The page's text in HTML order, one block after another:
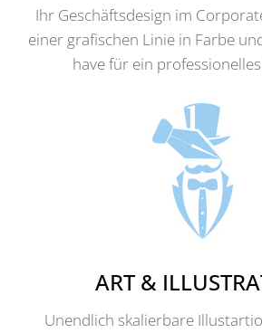
Ihr Geschäftsdesign im
einer grafischen Linie in Farbe
have für ein
ART &
Unendlich skalierbare